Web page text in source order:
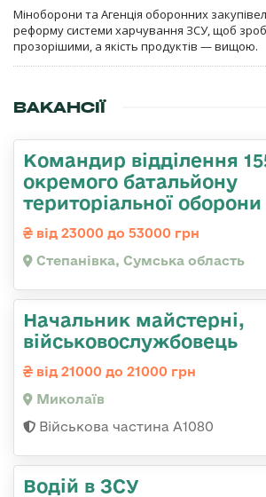
Міноборони та Агенція оборонних
реформу системи харчування ЗСУ, щоб
прозорішими, а якість продуктів — вищою.
ВАКАНСІЇ
Командир відділення
окремого батальйону
територіальної оборони
від 23000 до 53000 грн
Степанівка, Сумська область
Начальник майстерні,
військовослужбовець
від 21000 до 21000 грн
Миколаїв
Військова частина А1080
Водій в ЗСУ